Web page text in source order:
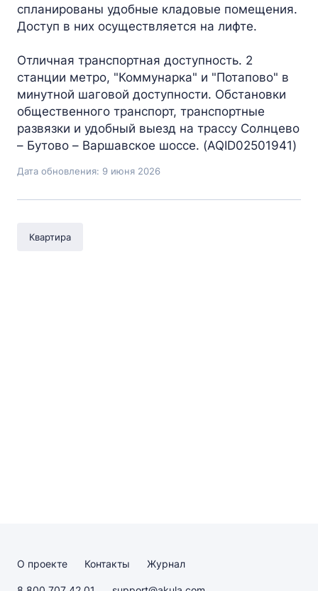
спланированы удобные кладовые помещения.
Доступ в них осуществляется на лифте.
Отличная транспортная доступность. 2
станции метро, "Коммунарка" и "Потапово" в
минутной шаговой доступности. Обстановки
общественного транспорт, транспортные
развязки и удобный выезд на трассу Солнцево
– Бутово – Варшавское шоссе. (AQID02501941)
Дата обновления: 9 июня 2026
Квартира
О проекте Контакты Журнал